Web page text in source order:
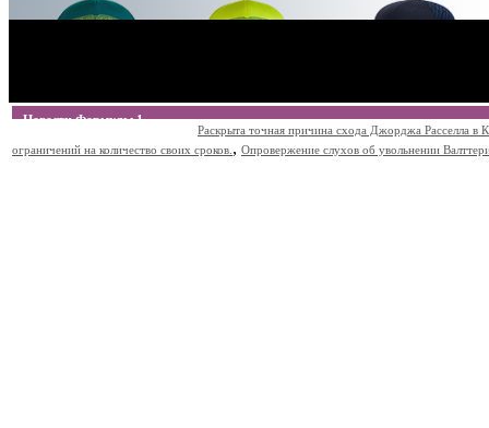
Новости Формулы 1
Раскрыта точная причина схода Джорджа Расселла в
ограничений на количество своих сроков. , Опровержение слухов об увольнении